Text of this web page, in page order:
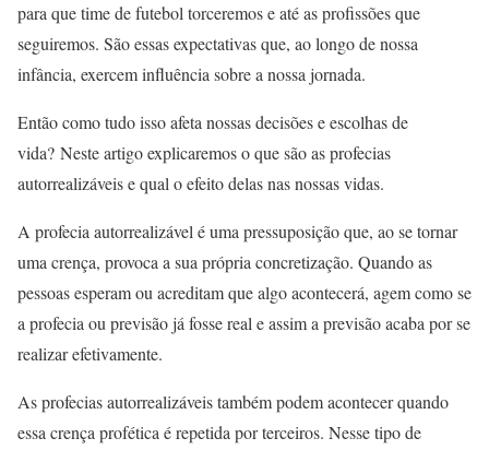
para que time de futebol torceremos e até as profissões que
seguiremos. São essas expectativas que, ao longo de nossa
infância, exercem influência sobre a nossa jornada.
Então como tudo isso afeta nossas decisões e escolhas de
vida? Neste artigo explicaremos o que são as profecias
autorrealizáveis e qual o efeito delas nas nossas vidas.
A profecia autorrealizável é uma pressuposição que, ao se tornar
uma crença, provoca a sua própria concretização. Quando as
pessoas esperam ou acreditam que algo acontecerá, agem como se
a profecia ou previsão já fosse real e assim a previsão acaba por se
realizar efetivamente.
As profecias autorrealizáveis também podem acontecer quando
essa crença profética é repetida por terceiros. Nesse tipo de